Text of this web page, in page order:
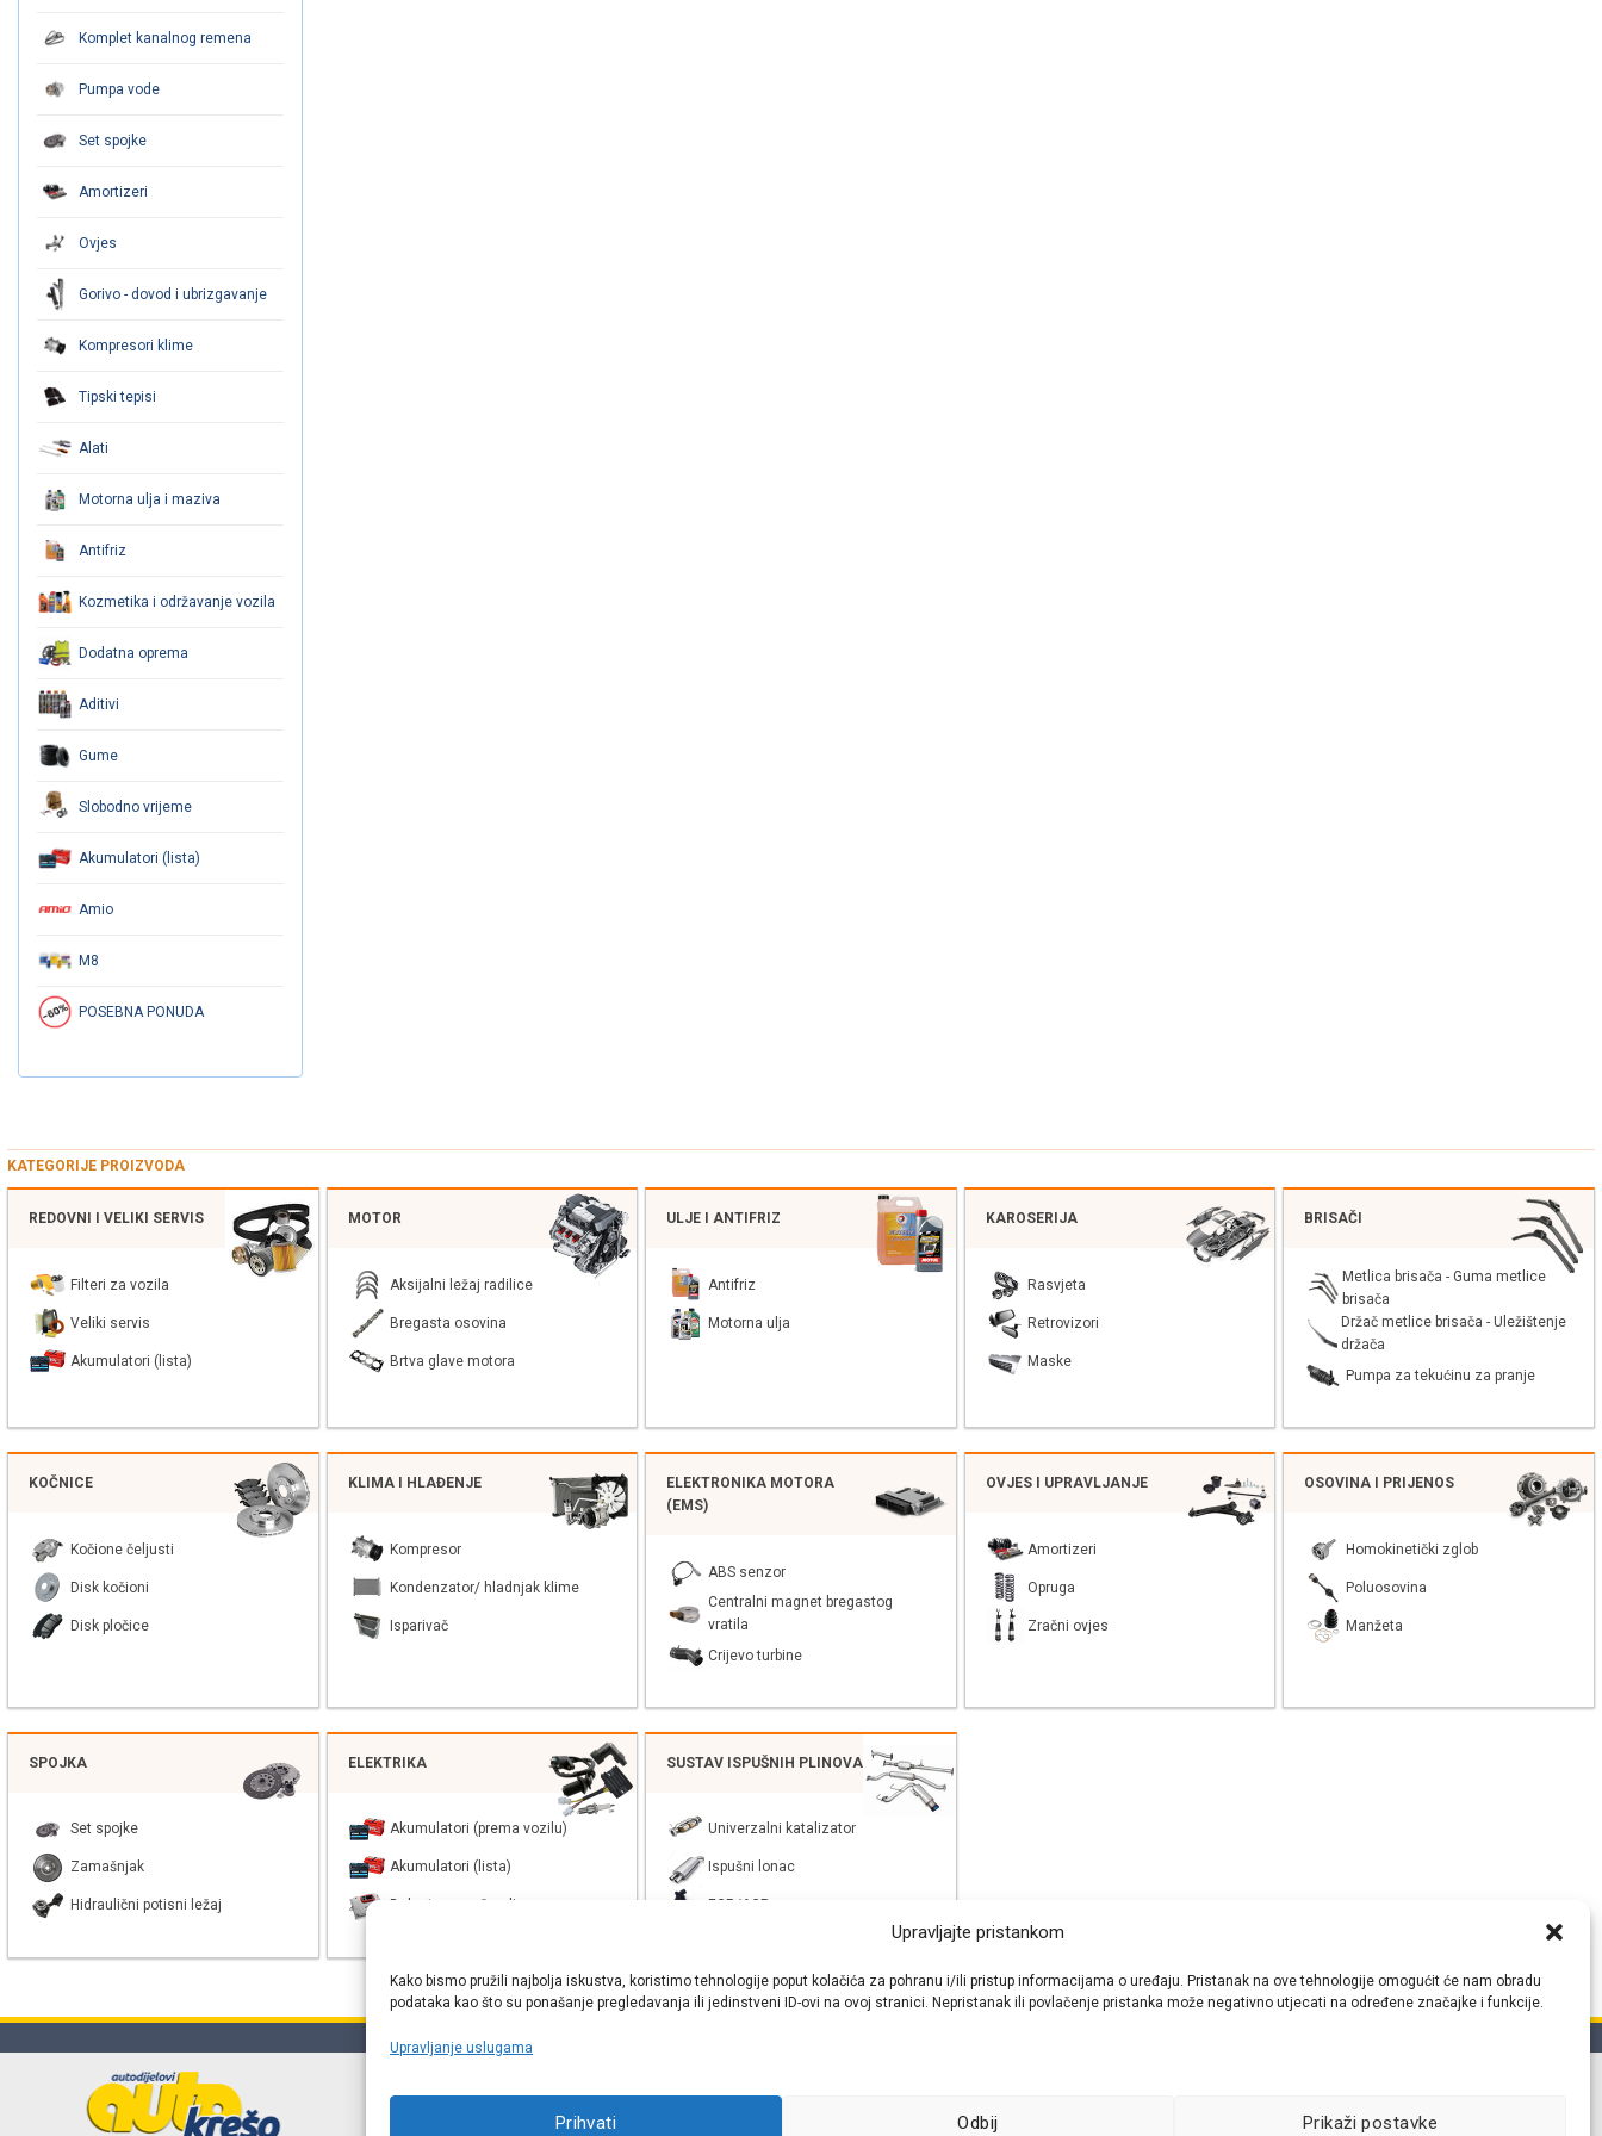
Upravljajte pristankom
Kako bismo pružili najbolja iskustva, koristimo tehnologije poput kolačića za pohranu i/ili pristup informacijama o uređaju. Pristanak na ove tehnologije omogućit će nam obradu
podataka kao što su ponašanje pregledavanja ili jedinstveni ID-ovi na ovoj stranici. Nepristanak ili povlačenje pristanka može negativno utjecati na određene značajke i funkcije.
Upravljanje uslugama
Prihvati Odbij Prikaži postavke
Komplet kanalnog remena
Pumpa vode
Set spojke
Amortizeri
Ovjes
Gorivo - dovod i ubrizgavanje
Kompresori klime
Tipski tepisi
Alati
Motorna ulja i maziva
Antifriz
Kozmetika i održavanje vozila
Dodatna oprema
Aditivi
Gume
Slobodno vrijeme
Akumulatori (lista)
Amio
M8
POSEBNA PONUDA
KATEGORIJE PROIZVODA
REDOVNI I VELIKI SERVIS
Filteri za vozila
Veliki servis
Akumulatori (lista)
MOTOR
Aksijalni ležaj radilice
Bregasta osovina
Brtva glave motora
ULJE I ANTIFRIZ
Antifriz
Motorna ulja
KAROSERIJA
Rasvjeta
Retrovizori
Maske
BRISAČI
Metlica brisača - Guma metlice
brisača
Držač metlice brisača - Uležištenje
držača
Pumpa za tekućinu za pranje
KOČNICE
Kočione čeljusti
Disk kočioni
Disk pločice
KLIMA I HLAĐENJE
Kompresor
Kondenzator/ hladnjak klime
Isparivač
ELEKTRONIKA MOTORA
(EMS)
ABS senzor
Centralni magnet bregastog
vratila
Crijevo turbine
OVJES I UPRAVLJANJE
Amortizeri
Opruga
Zračni ovjes
OSOVINA I PRIJENOS
Homokinetički zglob
Poluosovina
Manžeta
SPOJKA
Set spojke
Zamašnjak
Hidraulični potisni ležaj
ELEKTRIKA
Akumulatori (prema vozilu)
Akumulatori (lista)
Balast xenon žarulje
SUSTAV ISPUŠNIH PLINOVA
Univerzalni katalizator
Ispušni lonac
EGR/AGR
Online webshop autodijelova- Auto Krešo - preko 200 svjetski poznatih i priznatih
proizvođača rezervnih dijelova za sve vrste i tipove osobnih i lakih teretnih vozila.